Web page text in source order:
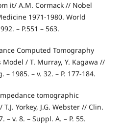
it/ A.M. Cormack // Nobel
1971-1980. World
– P.551 – 563.
Computed Tomography
/ T. Murray, Y. Kagawa //
– 1985. – v. 32. – P. 177-184.
tomographic
Yorkey, J.G. Webster // Clin.
– v. 8. – Suppl. A. – P. 55.